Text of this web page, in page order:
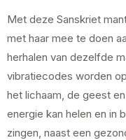
Met deze Sanskriet
met haar mee te doen
herhalen van dezelfde
vibratiecodes worden
het lichaam, de geest
energie kan helen en in
zingen, naast een